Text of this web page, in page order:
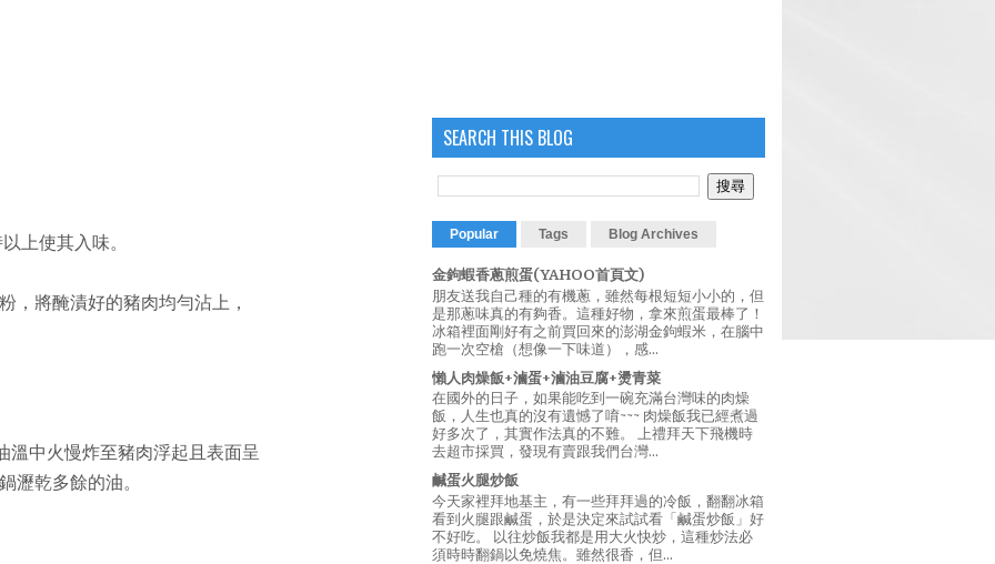
上使其入味。
，將醃漬好的豬肉均勻沾上，
溫中火慢炸至豬肉浮起且表面呈
瀝乾多餘的油。
SEARCH THIS BLOG
Popular Tags Blog Archives
金鉤蝦香蔥煎蛋(YAHOO首頁文)
朋友送我自己種的有機蔥，雖然每根短短小小的，但
是那蔥味真的有夠香。這種好物，拿來煎蛋最棒了！
冰箱裡面剛好有之前買回來的澎湖金鉤蝦米，在腦中
跑一次空槍（想像一下味道），感...
懶人肉燥飯+滷蛋+滷油豆腐+燙青菜
在國外的日子，如果能吃到一碗充滿台灣味的肉燥
飯，人生也真的沒有遺憾了唷~~~ 肉燥飯我已經煮過
好多次了，其實作法真的不難。 上禮拜天下飛機時
去超市採買，發現有賣跟我們台灣...
鹹蛋火腿炒飯
今天家裡拜地基主，有一些拜拜過的冷飯，翻翻冰箱
看到火腿跟鹹蛋，於是決定來試試看「鹹蛋炒飯」好
不好吃。 以往炒飯我都是用大火快炒，這種炒法必
須時時翻鍋以免燒焦。雖然很香，但...